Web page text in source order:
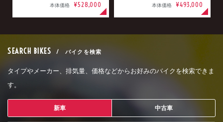
本体価格 ¥528,000 本体価格 ¥493,000
SEARCH BIKES / バイクを検索
タイプやメーカー、排気量、価格などからお好みのバイクを検索できま
す。
新車 中古車